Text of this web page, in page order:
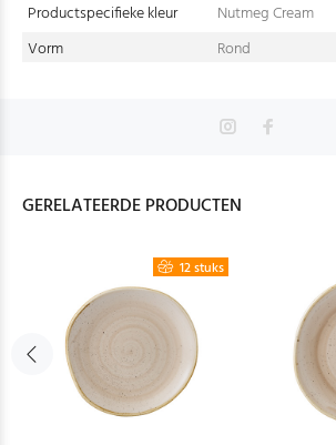
Productspecifieke kleur
Nutmeg Cream
Vorm
Rond
GERELATEERDE PRODUCTEN
12 stuks